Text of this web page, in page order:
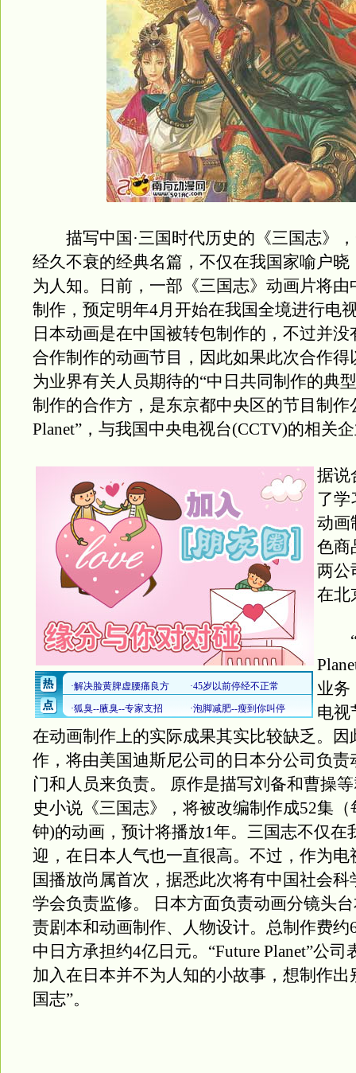
描写中国·三国时代历史的《三国志》，
经久不衰的经典名篇，不仅在我国家喻户晓
为人知。日前，一部《三国志》动画片将由
制作，预定明年4月开始在我国全境进行电
日本动画是在中国被转包制作的，不过并没
合作制作的动画节目，因此如果此次合作得
为业界有关人员期待的“中日共同制作的典
制作的合作方，是东京都中央区的节目制作
Planet”，与我国中央电视台(CCTV)的相关
据说
了学
动画
色商
两公
在北
业务
电视
在动画制作上的实际成果其实比较缺乏。因
作，将由美国迪斯尼公司的日本分公司负责
门和人员来负责。 原作是描写刘备和曹操
史小说《三国志》，将被改编制作成52集（
钟)的动画，预计将播放1年。三国志不仅在
迎，在日本人气也一直很高。不过，作为电
国播放尚属首次，据悉此次将有中国社会科
学会负责监修。 日本方面负责动画分镜头
责剧本和动画制作、人物设计。总制作费约
中日方承担约4亿日元。“Future Planet”公司
加入在日本并不为人知的小故事，想制作出
国志”。